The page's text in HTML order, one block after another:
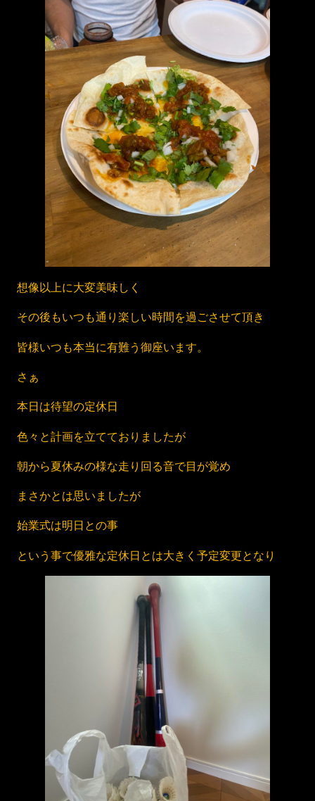
想像以上に大変美味しく
その後もいつも通り楽しい時間を過ごさせて頂き
皆様いつも本当に有難う御座います。
さぁ
本日は待望の定休日
色々と計画を立てておりましたが
朝から夏休みの様な走り回る音で目が覚め
まさかとは思いましたが
始業式は明日との事
という事で優雅な定休日とは大きく予定変更となり